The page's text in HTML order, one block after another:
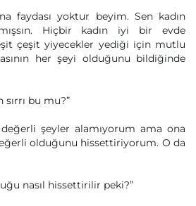
faydası yoktur beyim. Sen kadın
Hiçbir kadın iyi bir evde
çeşit yiyecekler yediği için mutlu
her şeyi olduğunu bildiğinde
bu mu?”
şeyler alamıyorum ama ona
olduğunu hissettiriyorum. O da
nasıl hissettirilir peki?”